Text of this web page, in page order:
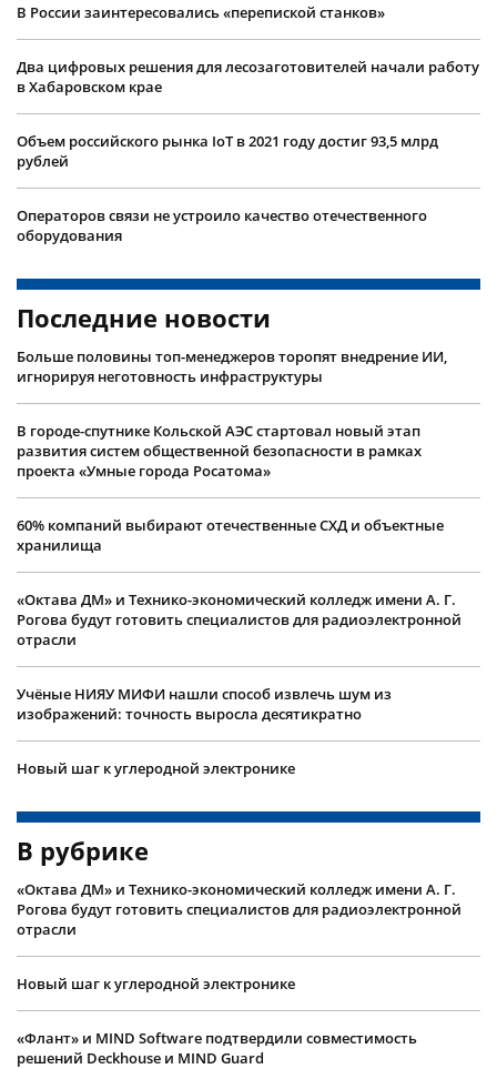
В России заинтересовались «перепиской станков»
Два цифровых решения для лесозаготовителей начали работу
в Хабаровском крае
Объем российского рынка IoT в 2021 году достиг 93,5 млрд
рублей
Операторов связи не устроило качество отечественного
оборудования
Последние новости
Больше половины топ-менеджеров торопят внедрение ИИ,
игнорируя неготовность инфраструктуры
В городе-спутнике Кольской АЭС стартовал новый этап
развития систем общественной безопасности в рамках
проекта «Умные города Росатома»
60% компаний выбирают отечественные СХД и объектные
хранилища
«Октава ДМ» и Технико-экономический колледж имени А. Г.
Рогова будут готовить специалистов для радиоэлектронной
отрасли
Учëные НИЯУ МИФИ нашли способ извлечь шум из
изображений: точность выросла десятикратно
Новый шаг к углеродной электронике
В рубрике
«Октава ДМ» и Технико-экономический колледж имени А. Г.
Рогова будут готовить специалистов для радиоэлектронной
отрасли
Новый шаг к углеродной электронике
«Флант» и MIND Software подтвердили совместимость
решений Deckhouse и MIND Guard